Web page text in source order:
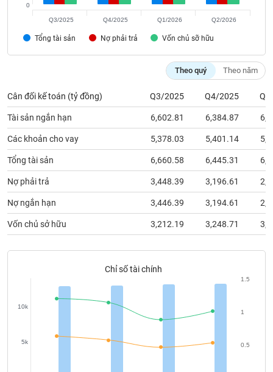
Tổng tài sản Nợ phải trả Vốn chủ sỡ hữu
0
Q3/2025 Q4/2025 Q1/2026 Q2/2026
Theo quý Theo năm
Cân đối kế toán (tỷ đồng) Q3/2025 Q4/2025
Tài sản ngắn hạn 6,602.81 6,384.87
Các khoản cho vay 5,378.03 5,401.14
Tổng tài sản 6,660.58 6,445.31
Nợ phải trả 3,448.39 3,196.61
Nợ ngắn hạn 3,446.39 3,194.61
Vốn chủ sở hữu 3,212.19 3,248.71
Chỉ số tài chính
5k
10k
1
0.5
1.5
Bài
viết
của
Báo
cáo
phân
tích
(-)
Thuật
ngữ
(-)